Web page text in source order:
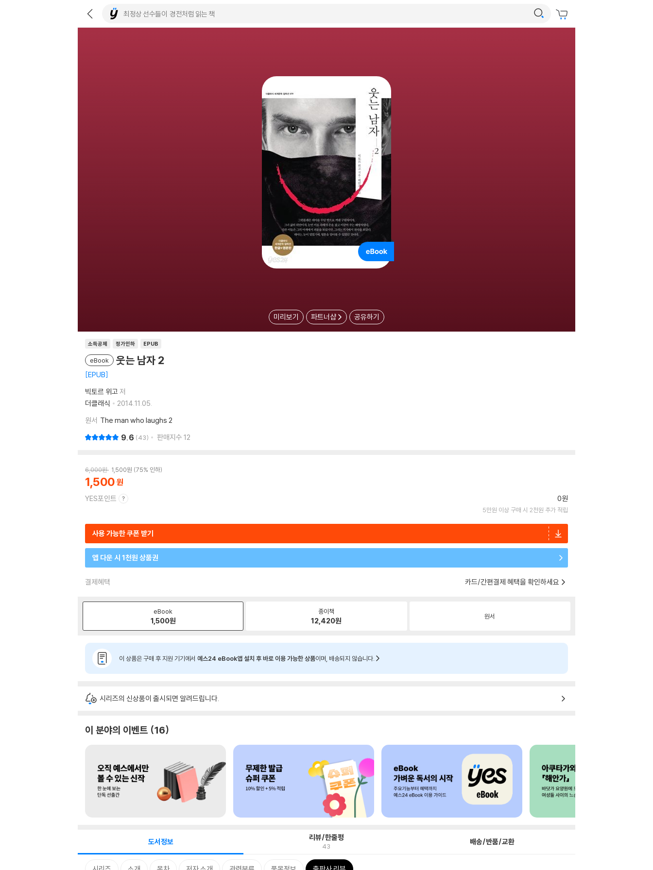
미리보기 파트너샵 공유하기
소득공제 정가인하 EPUB
eBook 웃는 남자 2
EPUB
빅토르 위고 저
더클래식
2014.11.05.
원서 The man who laughs 2
9.6 43 판매지수 12
6,000원 1,500원 75% 인하
1,500
YES포인트 0원
5만원 이상 구매 시 2천원 추가 적립
사용 가능한 쿠폰 받기
앱 다운 시 1천원 상품권
결제혜택 카드/간편결제 혜택을 확인하세요
eBook
1,500원
종이책
12,420원 원서
이 상품은 구매 후 지원 기기에서 예스24 eBook앱 설치 후 바로 이용 가능한 상품이며, 배송되지 않습니다.
시리즈의 신상품이 출시되면 알려드립니다.
이 분야의 이벤트 16
도서정보 리뷰/한줄평
43 배송/반품/교환